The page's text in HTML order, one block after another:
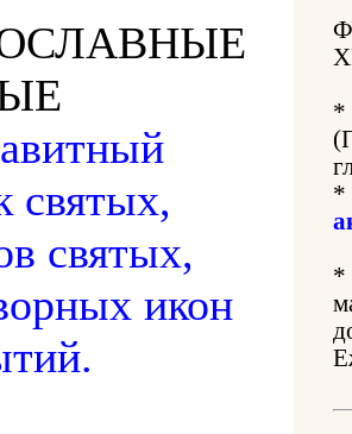
святых,
святых,
икон
*
*
*